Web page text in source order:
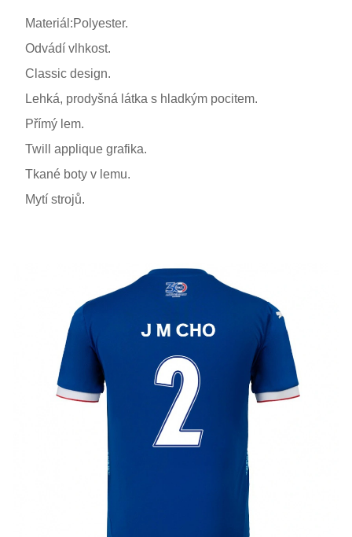
Materiál:Polyester.
Odvádí vlhkost.
Classic design.
Lehká, prodyšná látka s hladkým pocitem.
Přímý lem.
Twill applique grafika.
Tkané boty v lemu.
Mytí strojů.